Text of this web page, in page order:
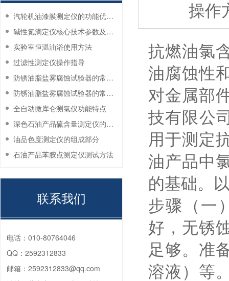
操作
抗燃油氯
油腐蚀性
对金属部
技有限公
用于测定
油产品中
的基础。
步骤（一
好，无锈
足够。准
溶液）等
汽轮机油漆膜测定仪的功能优势有哪些？
碱性氮滴定仪核心技术参数及应用说明
实验室恒温油浴使用方法
过滤性测定仪操作指导
防锈油脂盐雾腐蚀试验器的常见故障与解决方法
防锈油脂盐雾腐蚀试验器的常见故障与解决方法
全自动微库仑测氯仪功能特点
深色石油产品硫含量测定仪的工作环境要求
油品色度测定仪的组成部分
石油产品苯胺点测定仪测试方法
联系我们
电话： 010-80764046
QQ： 2592312833
邮箱： 2592312833@qq.com